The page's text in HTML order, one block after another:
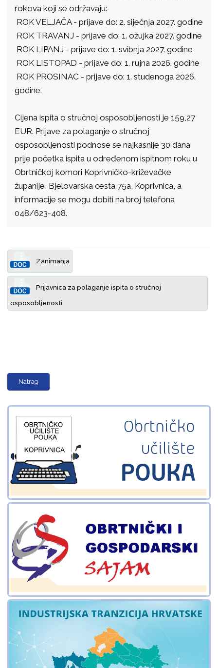
rokova koji se održavaju:
ROK VELJAČA - prijave do: 2. siječnja 2027. godine
ROK TRAVANJ - prijave do: 1. ožujka 2027. godine
ROK LIPANJ - prijave do: 1. svibnja 2027. godine
ROK LISTOPAD - prijave do: 1. rujna 2026. godine
ROK PROSINAC - prijave do: 1. studenoga 2026.
godine.
Cijena ispita o stručnoj osposobljenosti je 159,27
EUR. Prijave za polaganje o stručnoj
osposobljenosti podnose se najkasnije 30 dana
prije početka ispita u određenom ispitnom roku u
Obrtničkoj komori Koprivničko-križevačke
županije, Bjelovarska cesta 75a, Koprivnica, a
informacije se mogu dobiti na broj telefona
048/623-408.
Zanimanja
Prijavnica za polaganje ispita o stručnoj
osposobljenosti
Natrag